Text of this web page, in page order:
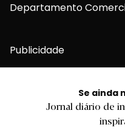
Se ainda
Jornal diário de
Departamento
Publicidade
Privacidade e Cookies